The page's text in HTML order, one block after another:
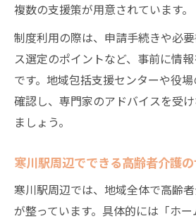
複数の支援策が用意されています。
制度利用の際は、申請手続きや必
ス選定のポイントなど、事前に情
です。地域包括支援センターや役
確認し、専門家のアドバイスを受
ましょう。
寒川駅周辺でできる高齢者介護
寒川駅周辺では、地域全体で高齢
が整っています。具体的には「ホ